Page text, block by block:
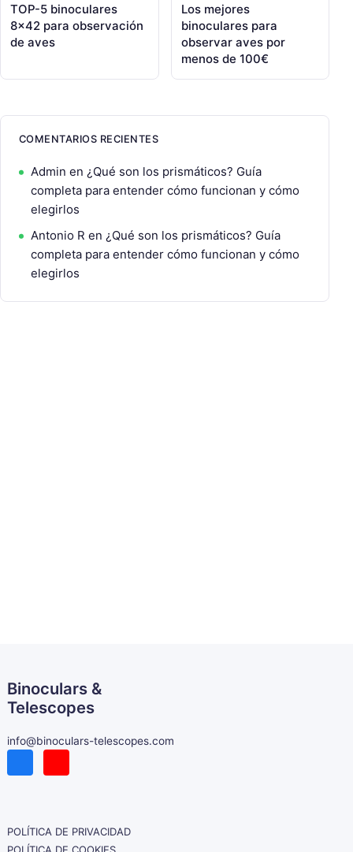
TOP-5 binoculares
8×42 para observación
de aves
Los mejores
binoculares para
observar aves por
menos de 100€
COMENTARIOS RECIENTES
Admin en ¿Qué son los prismáticos? Guía
completa para entender cómo funcionan y cómo
elegirlos
Antonio R en ¿Qué son los prismáticos? Guía
completa para entender cómo funcionan y cómo
elegirlos
Binoculars &
Telescopes
info@binoculars-telescopes.com
POLÍTICA DE PRIVACIDAD